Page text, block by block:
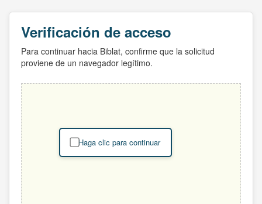
Verificación de acceso
Para continuar hacia Biblat, confirme que la solicitud
proviene de un navegador legítimo.
Haga clic para continuar